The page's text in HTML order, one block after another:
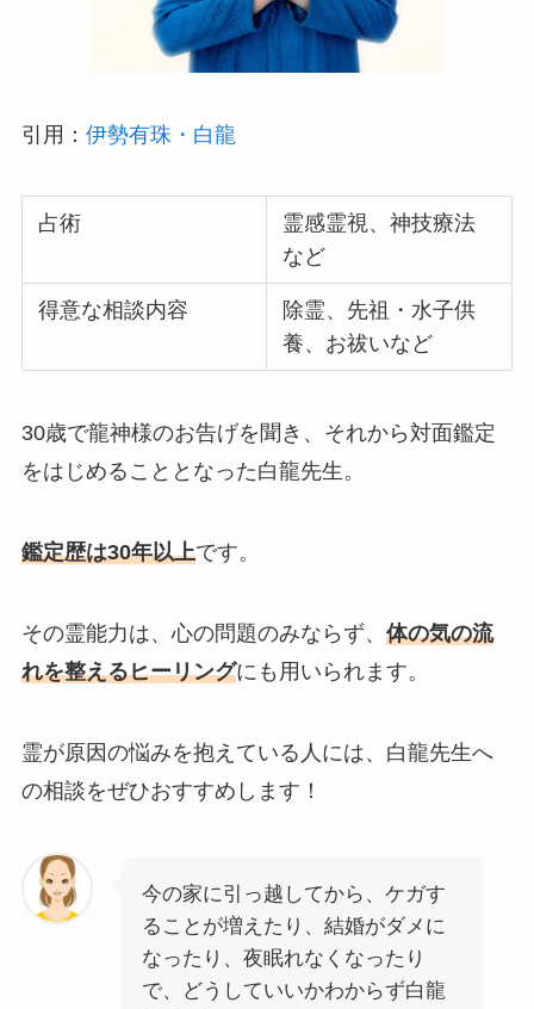
引用： 伊勢有珠・白龍
占術
霊感霊視、神技療法
など
得意な相談内容
除霊、先祖・水子供
養、お祓いなど
30歳で龍神様のお告げを聞き、それから対面鑑定
をはじめることとなった白龍先生。
鑑定歴は30年以上です。
その霊能力は、心の問題のみならず、 体の気の流
れを整えるヒーリングにも用いられます。
霊が原因の悩みを抱えている人には、白龍先生へ
の相談をぜひおすすめします！
今の家に引っ越してから、ケガす
ることが増えたり、結婚がダメに
なったり、夜眠れなくなったり
で、どうしていいかわからず白龍